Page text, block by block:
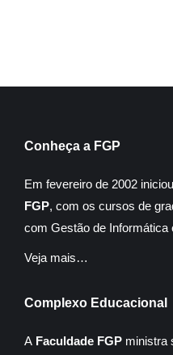
Conheça a FGP
Em fevereiro de 2002
FGP, com os cursos de
com Gestão de
Veja mais…
Complexo Educacional
A Faculdade FGP ministra